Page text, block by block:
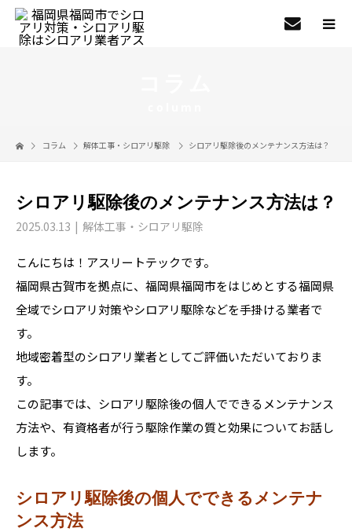
コラム 解体工事・シロアリ駆除 シロアリ駆除後のメンテナンス方法は？
シロアリ駆除後のメンテナンス方法は？
2025.03.13 解体工事・シロアリ駆除
こんにちは！アスリートテックです。
福岡県古賀市を拠点に、福岡県福岡市をはじめとする福岡県
全域でシロアリ対策やシロアリ駆除などを手掛ける業者で
す。
地域密着型のシロアリ業者としてご評価いただいておりま
す。
この記事では、シロアリ駆除後の個人でできるメンテナンス
方法や、有資格者が行う駆除作業の質と効果についてお話し
します。
シロアリ駆除後の個人でできるメンテナ
ンス方法